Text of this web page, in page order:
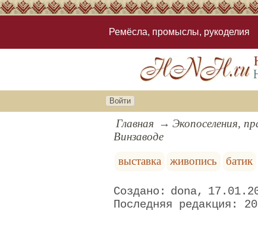
Ремёсла, промыслы, рукоделия
Войти
Главная Экопоселения,
Винзаводе
выставка
живопись батик
dona